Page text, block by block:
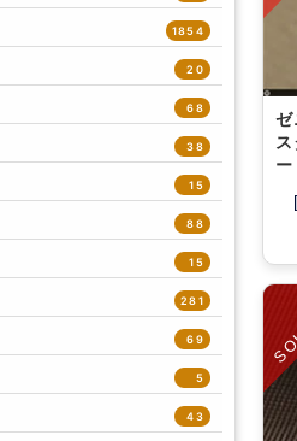
1854
20
68
38
15
88
15
281
69
5
43